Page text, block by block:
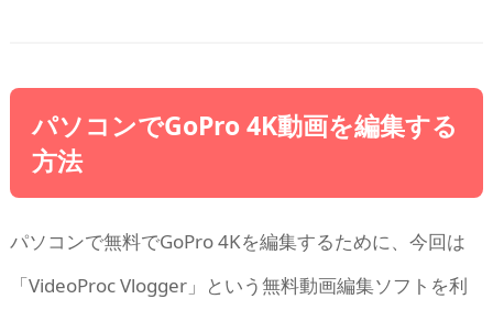
パソコンでGoPro 4K動画を編集する
方法
パソコンで無料でGoPro 4Kを編集するために、今回は
「VideoProc Vlogger」という無料動画編集ソフトを利